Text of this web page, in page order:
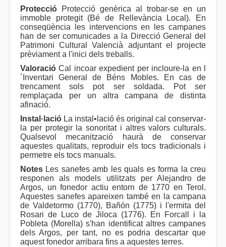
Protecció Protecció genèrica al trobar-se en un
immoble protegit (Bé de Rellevància Local). En
conseqüència les intervencions en les campanes
han de ser comunicades a la Direcció General del
Patrimoni Cultural Valencià adjuntant el projecte
prèviament a l'inici dels treballs.
Valoració Cal incoar expedient per incloure-la en l
´Inventari General de Béns Mobles. En cas de
trencament sols pot ser soldada. Pot ser
remplaçada per un altra campana de distinta
afinació.
Instal·lació La instal•lació és original cal conservar-
la per protegir la sonoritat i altres valors culturals.
Qualsevol mecanització haurà de conservar
aquestes qualitats, reproduir els tocs tradicionals i
permetre els tocs manuals.
Notes Les sanefes amb les quals es forma la creu
responen als models utilitzats per Alejandro de
Argos, un fonedor actiu entorn de 1770 en Terol.
Aquestes sanefes apareixen també en la campana
de Valdetormo (1770), Bañón (1775) i l'ermita del
Rosari de Luco de Jiloca (1776). En Forcall i la
Pobleta (Morella) s'han identificat altres campanes
dels Argos, per tant, no es podria descartar que
aquest fonedor arribara fins a aquestes terres.